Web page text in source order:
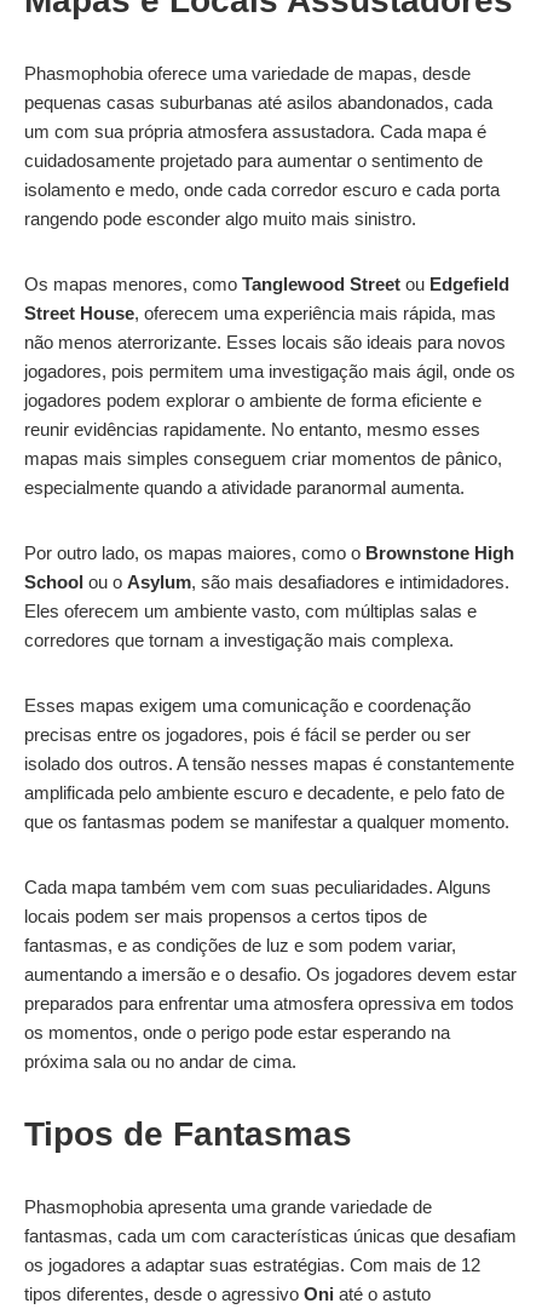
Phasmophobia oferece uma variedade de mapas, desde
pequenas casas suburbanas até asilos abandonados, cada
um com sua própria atmosfera assustadora. Cada mapa é
cuidadosamente projetado para aumentar o sentimento de
isolamento e medo, onde cada corredor escuro e cada porta
rangendo pode esconder algo muito mais sinistro.
Os mapas menores, como Tanglewood Street ou Edgefield
Street House, oferecem uma experiência mais rápida, mas
não menos aterrorizante. Esses locais são ideais para novos
jogadores, pois permitem uma investigação mais ágil, onde os
jogadores podem explorar o ambiente de forma eficiente e
reunir evidências rapidamente. No entanto, mesmo esses
mapas mais simples conseguem criar momentos de pânico,
especialmente quando a atividade paranormal aumenta.
Por outro lado, os mapas maiores, como o Brownstone High
School ou o Asylum, são mais desafiadores e intimidadores.
Eles oferecem um ambiente vasto, com múltiplas salas e
corredores que tornam a investigação mais complexa.
Esses mapas exigem uma comunicação e coordenação
precisas entre os jogadores, pois é fácil se perder ou ser
isolado dos outros. A tensão nesses mapas é constantemente
amplificada pelo ambiente escuro e decadente, e pelo fato de
que os fantasmas podem se manifestar a qualquer momento.
Cada mapa também vem com suas peculiaridades. Alguns
locais podem ser mais propensos a certos tipos de
fantasmas, e as condições de luz e som podem variar,
aumentando a imersão e o desafio. Os jogadores devem estar
preparados para enfrentar uma atmosfera opressiva em todos
os momentos, onde o perigo pode estar esperando na
próxima sala ou no andar de cima.
Tipos de Fantasmas
Phasmophobia apresenta uma grande variedade de
fantasmas, cada um com características únicas que desafiam
os jogadores a adaptar suas estratégias. Com mais de 12
tipos diferentes, desde o agressivo Oni até o astuto